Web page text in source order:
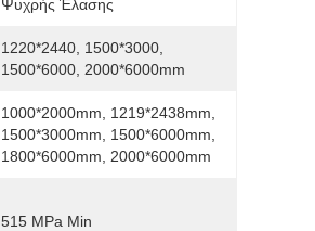
Ψυχρής Έλασης
1220*2440, 1500*3000,
1500*6000, 2000*6000mm
1000*2000mm, 1219*2438mm,
1500*3000mm, 1500*6000mm,
1800*6000mm, 2000*6000mm
515 MPa Min